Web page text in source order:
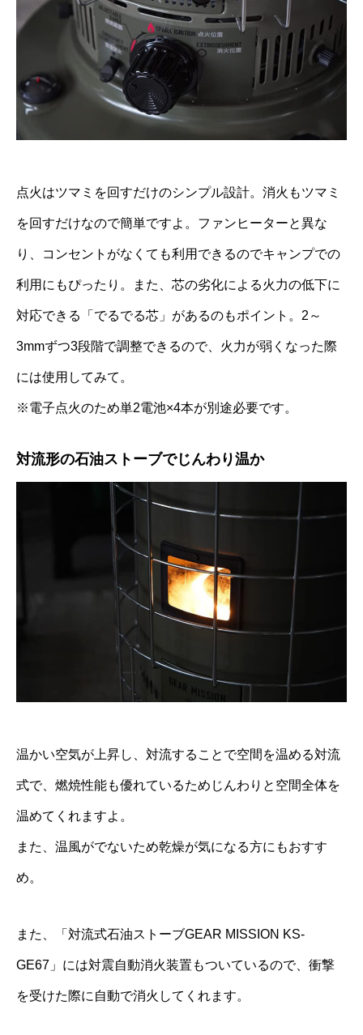
点火はツマミを回すだけのシンプル設計。消火もツマミ
を回すだけなので簡単ですよ。ファンヒーターと異な
り、コンセントがなくても利用できるのでキャンプでの
利用にもぴったり。また、芯の劣化による火力の低下に
対応できる「でるでる芯」があるのもポイント。2～
3mmずつ3段階で調整できるので、火力が弱くなった際
には使用してみて。
※電子点火のため単2電池×4本が別途必要です。
対流形の石油ストーブでじんわり温か
温かい空気が上昇し、対流することで空間を温める対流
式で、燃焼性能も優れているためじんわりと空間全体を
温めてくれますよ。
また、温風がでないため乾燥が気になる方にもおすす
め。
また、「対流式石油ストーブGEAR MISSION KS-
GE67」には対震自動消火装置もついているので、衝撃
を受けた際に自動で消火してくれます。